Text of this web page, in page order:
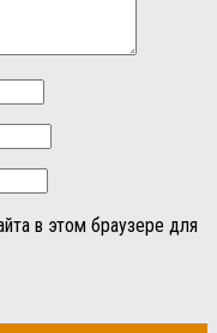
в этом браузере для